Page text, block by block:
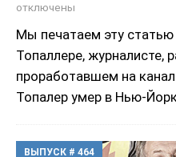
отключены
Мы печатаем эту
Топаллере, журналисте,
проработавшем на
Топалер умер в Нью-
ВЫПУСК # 464